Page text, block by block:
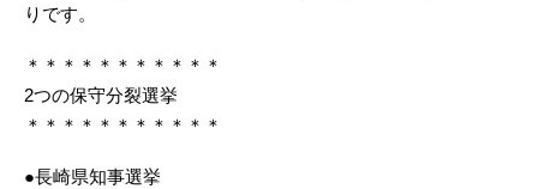
りです。
＊＊＊＊＊＊＊＊＊＊＊
2つの保守分裂選挙
＊＊＊＊＊＊＊＊＊＊＊
●長崎県知事選挙